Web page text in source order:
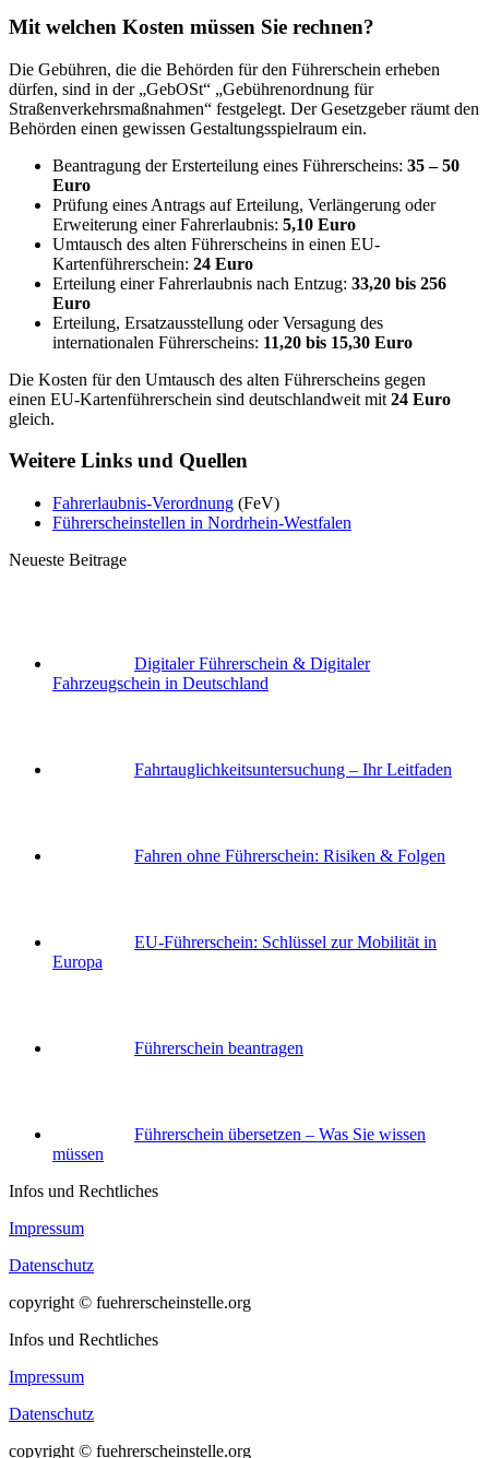
Mit welchen Kosten müssen Sie rechnen?
Die Gebühren, die die Behörden für den Führerschein erheben
dürfen, sind in der „GebOSt“ „Gebührenordnung für
Straßenverkehrsmaßnahmen“ festgelegt. Der Gesetzgeber räumt den
Behörden einen gewissen Gestaltungsspielraum ein.
Beantragung der Ersterteilung eines Führerscheins: 35 – 50
Euro
Prüfung eines Antrags auf Erteilung, Verlängerung oder
Erweiterung einer Fahrerlaubnis: 5,10 Euro
Umtausch des alten Führerscheins in einen EU-
Kartenführerschein: 24 Euro
Erteilung einer Fahrerlaubnis nach Entzug: 33,20 bis 256
Euro
Erteilung, Ersatzausstellung oder Versagung des
internationalen Führerscheins: 11,20 bis 15,30 Euro
Die Kosten für den Umtausch des alten Führerscheins gegen
einen EU-Kartenführerschein sind deutschlandweit mit 24 Euro
gleich.
Weitere Links und Quellen
Fahrerlaubnis-Verordnung (FeV)
Führerscheinstellen in Nordrhein-Westfalen
Neueste Beitrage
Digitaler Führerschein & Digitaler
Fahrzeugschein in Deutschland
Fahrtauglichkeits­untersuchung – Ihr Leitfaden
Fahren ohne Führerschein: Risiken & Folgen
EU-Führerschein: Schlüssel zur Mobilität in
Europa
Führerschein beantragen
Führerschein übersetzen – Was Sie wissen
müssen
Infos und Rechtliches
Impressum
Datenschutz
copyright © fuehrerscheinstelle.org
Infos und Rechtliches
Impressum
Datenschutz
copyright © fuehrerscheinstelle.org